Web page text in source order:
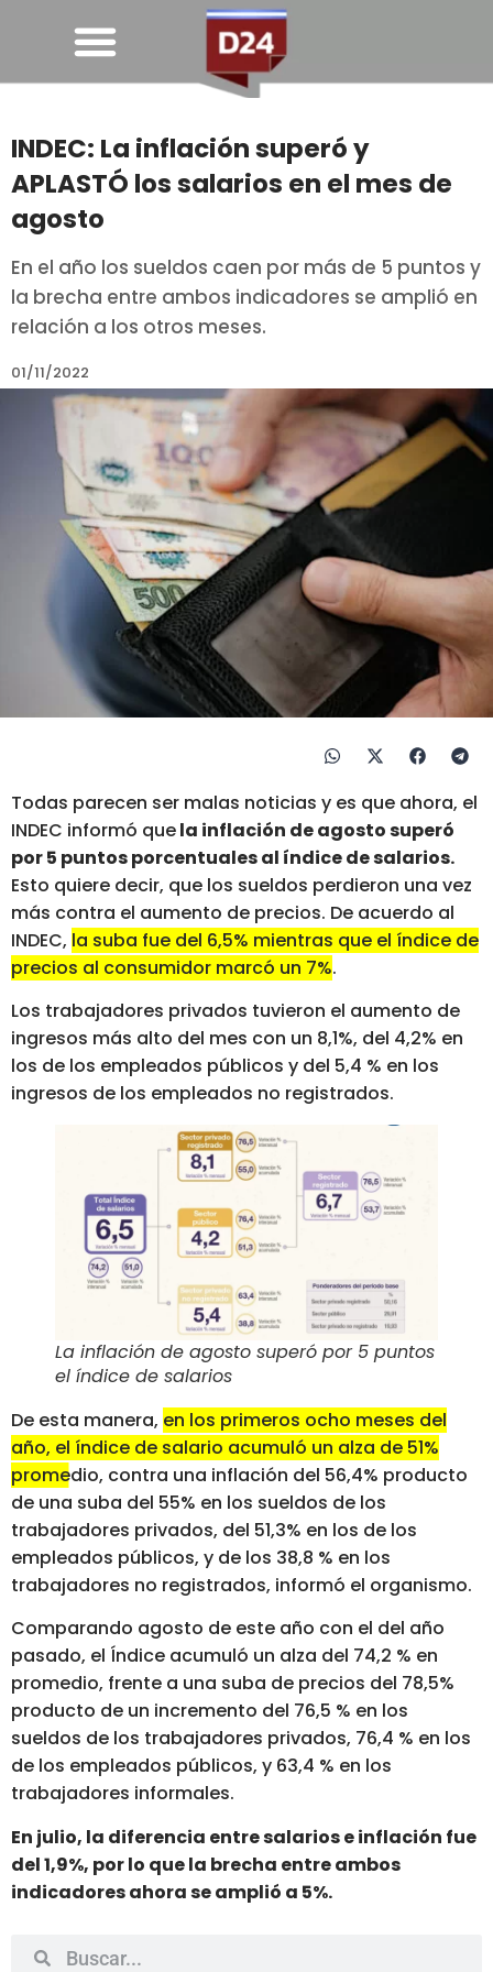
INDEC: La inflación superó y
APLASTÓ los salarios en el mes de
agosto
En el año los sueldos caen por más de 5 puntos y
la brecha entre ambos indicadores se amplió en
relación a los otros meses.
01/11/2022
Todas parecen ser malas noticias y es que ahora, el
INDEC informó quela inflación de agosto superó
por 5 puntos porcentuales al índice de salarios.
Esto quiere decir, que los sueldos perdieron una vez
más contra el aumento de precios. De acuerdo al
INDEC, la suba fue del 6,5% mientras que el índice de
precios al consumidor marcó un 7%.
Los trabajadores privados tuvieron el aumento de
ingresos más alto del mes con un 8,1%, del 4,2% en
los de los empleados públicos y del 5,4 % en los
ingresos de los empleados no registrados.
La inflación de agosto superó por 5 puntos
el índice de salarios
De esta manera, en los primeros ocho meses del
año, el índice de salario acumuló un alza de 51%
promedio, contra una inflación del 56,4% producto
de una suba del 55% en los sueldos de los
trabajadores privados, del 51,3% en los de los
empleados públicos, y de los 38,8 % en los
trabajadores no registrados, informó el organismo.
Comparando agosto de este año con el del año
pasado, el Índice acumuló un alza del 74,2 % en
promedio, frente a una suba de precios del 78,5%
producto de un incremento del 76,5 % en los
sueldos de los trabajadores privados, 76,4 % en los
de los empleados públicos, y 63,4 % en los
trabajadores informales.
En julio, la diferencia entre salarios e inflación fue
del 1,9%, por lo que la brecha entre ambos
indicadores ahora se amplió a 5%.